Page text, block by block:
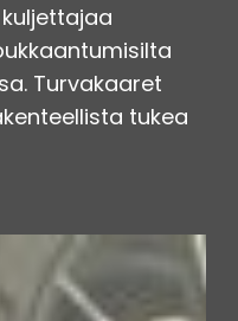
Turvakaaret
tukea